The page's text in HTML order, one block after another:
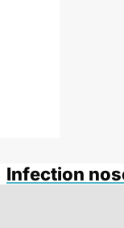
Infection